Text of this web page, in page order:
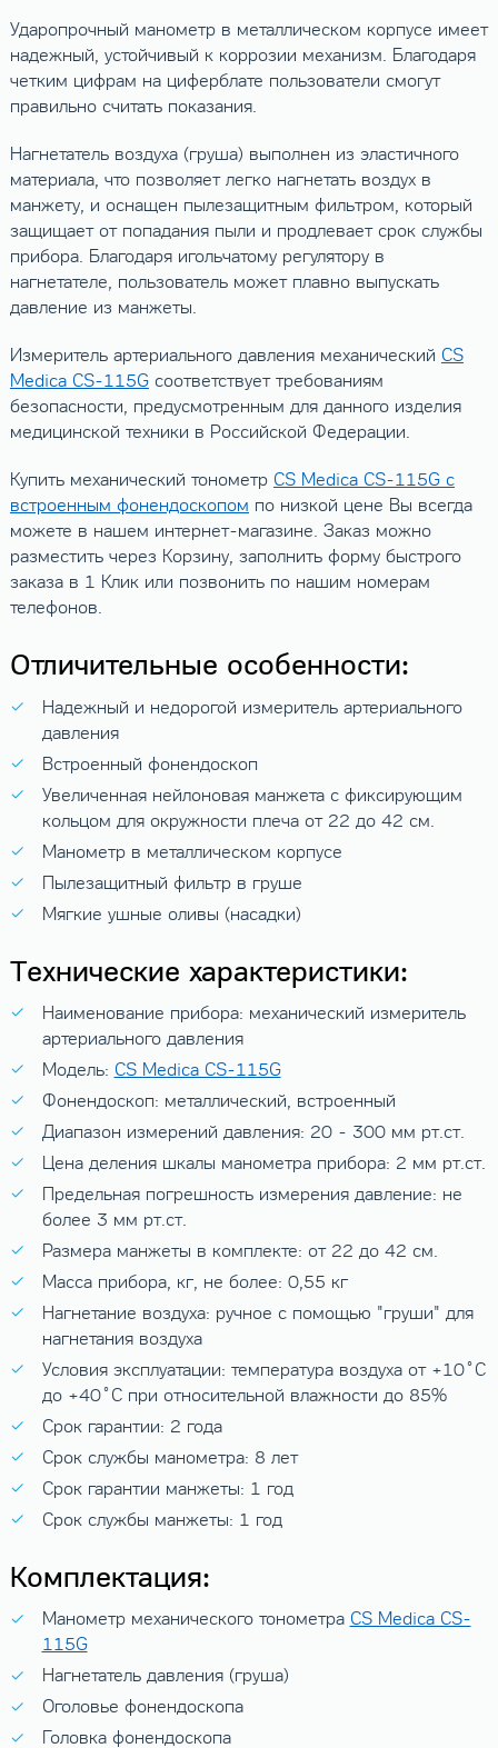
Ударопрочный манометр в металлическом корпусе имеет
надежный, устойчивый к коррозии механизм. Благодаря
четким цифрам на циферблате пользователи смогут
правильно считать показания.
Нагнетатель воздуха (груша) выполнен из эластичного
материала, что позволяет легко нагнетать воздух в
манжету, и оснащен пылезащитным фильтром, который
защищает от попадания пыли и продлевает срок службы
прибора. Благодаря игольчатому регулятору в
нагнетателе, пользователь может плавно выпускать
давление из манжеты.
Измеритель артериального давления механический CS
Medica CS-115Gсоответствует требованиям
безопасности, предусмотренным для данного изделия
медицинской техники в Российской Федерации.
Купить механический тонометр CS Medica CS-115G с
встроенным фонендоскопом по низкой цене Вы всегда
можете в нашем интернет-магазине. Заказ можно
разместить через Корзину, заполнить форму быстрого
заказа в 1 Клик или позвонить по нашим номерам
телефонов.
Отличительные особенности:
Надежный и недорогой измеритель артериального
давления
Встроенный фонендоскоп
Увеличенная нейлоновая манжета с фиксирующим
кольцом для окружности плеча от 22 до 42 см.
Манометр в металлическом корпусе
Пылезащитный фильтр в груше
Мягкие ушные оливы (насадки)
Технические характеристики:
Наименование прибора: механический измеритель
артериального давления
Модель: CS Medica CS-115G
Фонендоскоп: металлический, встроенный
Диапазон измерений давления: 20 - 300 мм рт.ст.
Цена деления шкалы манометра прибора: 2 мм рт.ст.
Предельная погрешность измерения давление: не
более 3 мм рт.ст.
Размера манжеты в комплекте: от 22 до 42 см.
Масса прибора, кг, не более: 0,55 кг
Нагнетание воздуха: ручное с помощью "груши" для
нагнетания воздуха
Условия эксплуатации: температура воздуха от +10˚C
до +40˚C при относительной влажности до 85%
Срок гарантии: 2 года
Срок службы манометра: 8 лет
Срок гарантии манжеты: 1 год
Срок службы манжеты: 1 год
Комплектация:
Манометр механического тонометра CS Medica CS-
115G
Нагнетатель давления (груша)
Оголовье фонендоскопа
Головка фонендоскопа